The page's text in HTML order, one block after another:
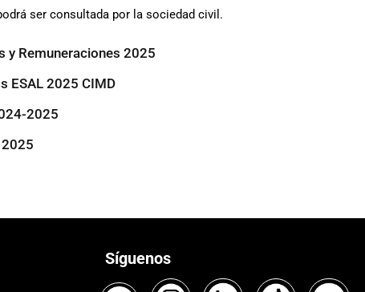
ser consultada por la sociedad civil.
y Remuneraciones 2025
ESAL 2025 CIMD
2025
Síguenos